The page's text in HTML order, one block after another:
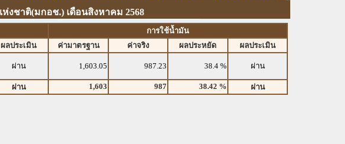
งชาติ(มกอช.) เดือนสิงหาคม 2568
การใช้น้ำมัน
ผลประเมิน ค่ามาตรฐาน ค่าจริง ผลประหยัด
ผลประเมิน
ผ่าน 1,603.05 987.23 38.4 % ผ่าน
ผ่าน 1,603 987 38.42 % ผ่าน